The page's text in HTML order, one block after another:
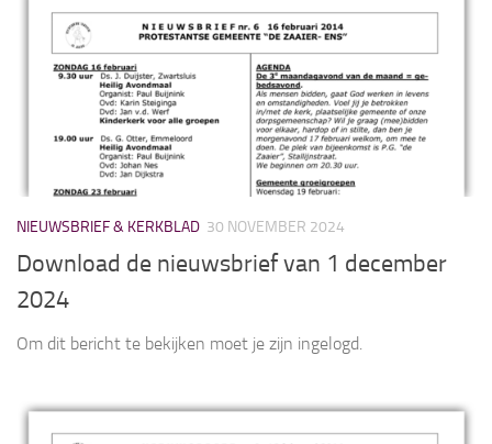
NIEUWSBRIEF & KERKBLAD 30 NOVEMBER 2024
Download de nieuwsbrief van 1 december
2024
Om dit bericht te bekijken moet je zijn ingelogd.